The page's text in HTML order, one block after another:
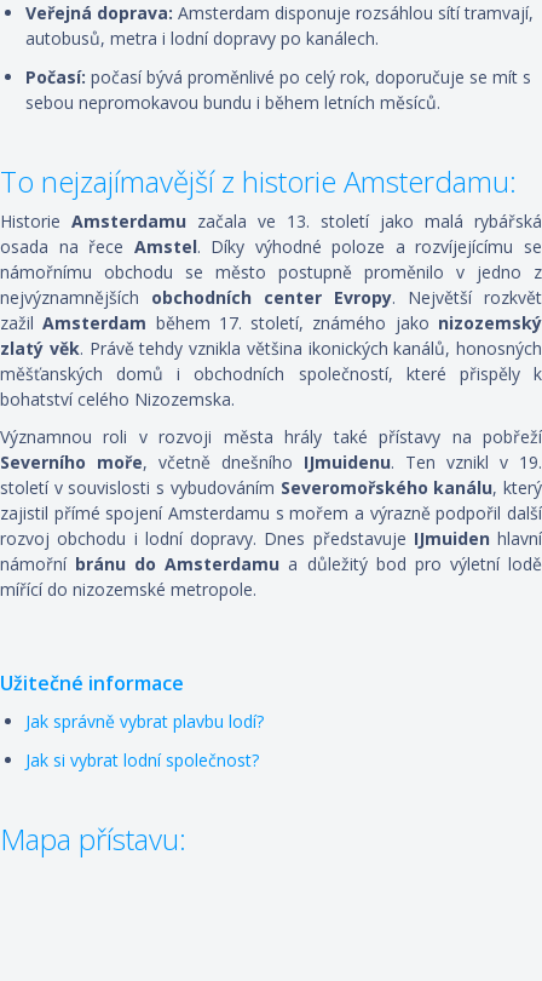
Veřejná doprava: Amsterdam disponuje rozsáhlou sítí tramvají,
autobusů, metra i lodní dopravy po kanálech.
Počasí: počasí bývá proměnlivé po celý rok, doporučuje se mít s
sebou nepromokavou bundu i během letních měsíců.
To nejzajímavější z historie Amsterdamu:
Historie Amsterdamu začala ve 13. století jako malá rybářská
osada na řece Amstel. Díky výhodné poloze a rozvíjejícímu se
námořnímu obchodu se město postupně proměnilo v jedno z
nejvýznamnějších obchodních center Evropy. Největší rozkvět
zažilAmsterdam během 17. století, známého jako nizozemský
zlatý věk. Právě tehdy vznikla většina ikonických kanálů, honosných
měšťanských domů i obchodních společností, které přispěly k
bohatství celého Nizozemska.
Významnou roli v rozvoji města hrály také přístavy na pobřeží
Severního moře, včetně dnešního IJmuidenu. Ten vznikl v 19.
století v souvislosti s vybudováním Severomořského kanálu, který
zajistil přímé spojení Amsterdamu s mořem a výrazně podpořil další
rozvoj obchodu i lodní dopravy. Dnes představuje IJmuidenhlavní
námořní bránu do Amsterdamu a důležitý bod pro výletní lodě
mířící do nizozemské metropole.
Užitečné informace
Jak správně vybrat plavbu lodí?
Jak si vybrat lodní společnost?
Mapa přístavu: